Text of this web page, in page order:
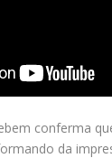
conferma
da